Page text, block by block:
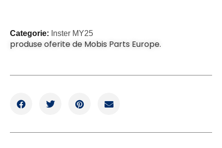
Categorie: Inster MY25
produse oferite de Mobis Parts Europe.